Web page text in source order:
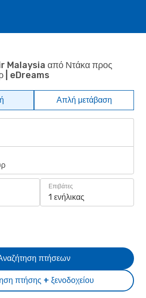
Malaysia από Ντάκα προς
| eDreams
Απλή μετάβαση
Επιβάτες
1 ενήλικας
πτήσης + ξενοδοχείου
πτήσεων